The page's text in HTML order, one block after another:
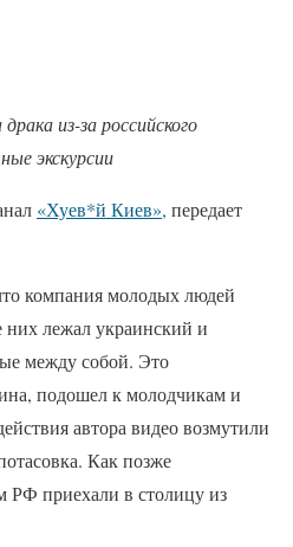
из-за российского
экскурсии
«Хуев*й Киев», передает
компания молодых людей
них лежал украинский и
между собой. Это
подошел к молодчикам и
автора видео возмутили
Как позже
РФ приехали в столицу из